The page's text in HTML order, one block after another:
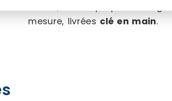
clients, SETAM propose une
mesure, livrées clé en main.